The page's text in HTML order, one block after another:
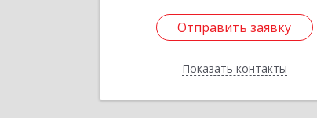
Отправить заявку
Показать контакты
Отправить заявку
Назад